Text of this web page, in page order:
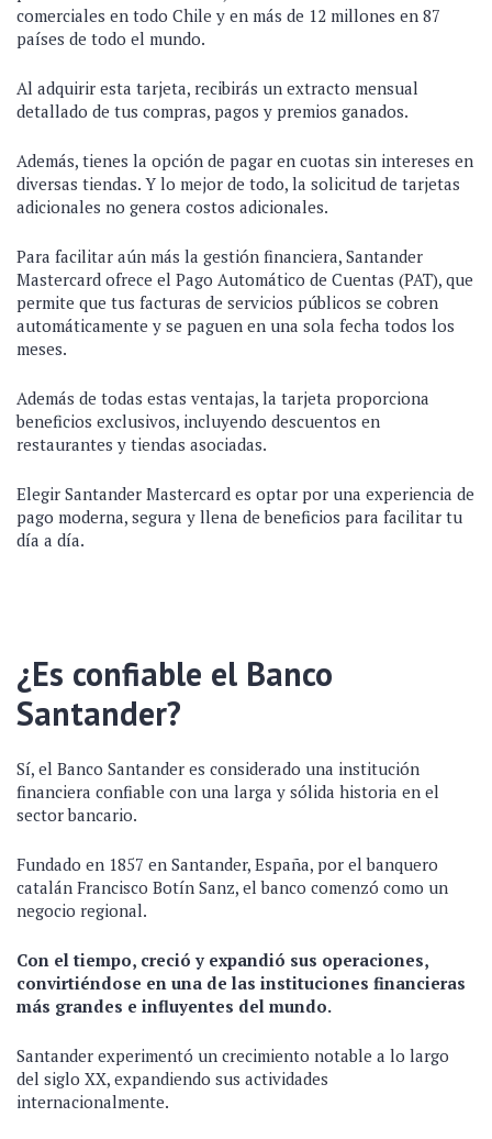
comerciales en todo Chile y en más de 12 millones en 87
países de todo el mundo.
Al adquirir esta tarjeta, recibirás un extracto mensual
detallado de tus compras, pagos y premios ganados.
Además, tienes la opción de pagar en cuotas sin intereses en
diversas tiendas. Y lo mejor de todo, la solicitud de tarjetas
adicionales no genera costos adicionales.
Para facilitar aún más la gestión financiera, Santander
Mastercard ofrece el Pago Automático de Cuentas (PAT), que
permite que tus facturas de servicios públicos se cobren
automáticamente y se paguen en una sola fecha todos los
meses.
Además de todas estas ventajas, la tarjeta proporciona
beneficios exclusivos, incluyendo descuentos en
restaurantes y tiendas asociadas.
Elegir Santander Mastercard es optar por una experiencia de
pago moderna, segura y llena de beneficios para facilitar tu
día a día.
¿Es confiable el Banco
Santander?
Sí, el Banco Santander es considerado una institución
financiera confiable con una larga y sólida historia en el
sector bancario.
Fundado en 1857 en Santander, España, por el banquero
catalán Francisco Botín Sanz, el banco comenzó como un
negocio regional.
Con el tiempo, creció y expandió sus operaciones,
convirtiéndose en una de las instituciones financieras
más grandes e influyentes del mundo.
Santander experimentó un crecimiento notable a lo largo
del siglo XX, expandiendo sus actividades
internacionalmente.